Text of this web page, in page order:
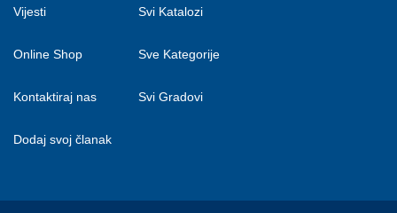
Vijesti
Online Shop
Kontaktiraj nas
Dodaj svoj članak
Svi Katalozi
Sve Kategorije
Svi Gradovi